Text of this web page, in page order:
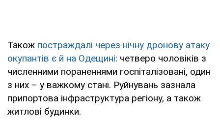
Також постраждалі через нічну дронову атаку
окупантів є й на Одещині: четверо чоловіків з
численними пораненнями госпіталізовані, один
з них – у важкому стані. Руйнувань зазнала
припортова інфраструктура регіону, а також
житлові будинки.